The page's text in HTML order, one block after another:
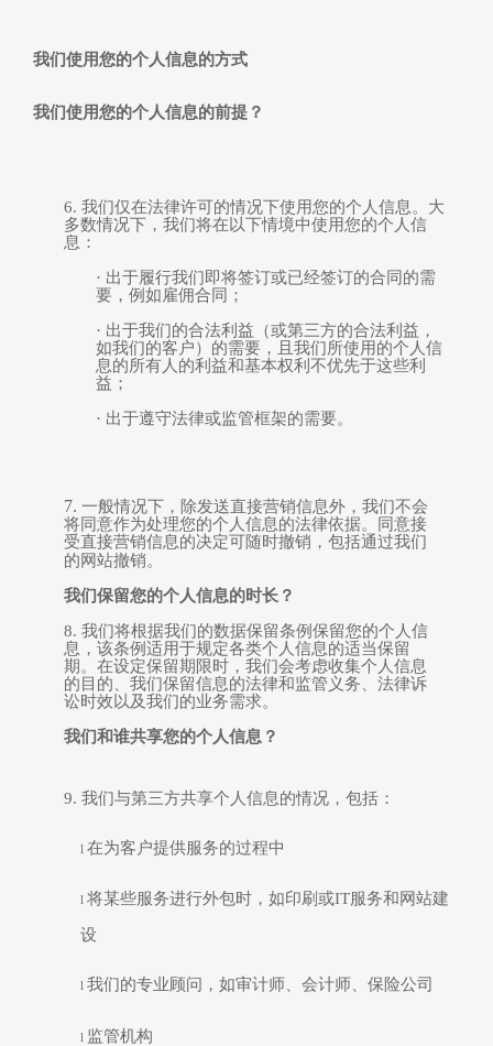
我们使用您的个人信息的方式
我们使用您的个人信息的前提？
6.我们仅在法律许可的情况下使用您的个人信息。大
多数情况下，我们将在以下情境中使用您的个人信
息：
· 出于履行我们即将签订或已经签订的合同的需
要，例如雇佣合同；
· 出于我们的合法利益（或第三方的合法利益，
如我们的客户）的需要，且我们所使用的个人信
息的所有人 的利益和基本权利不优先于这些利
益；
· 出于遵守法律或监管框架的需要。
7.一般情况下，除发送直接营销信息外，我们不会
将同意作为处理您的个人信息的法律依据。 同意接
受直接营销信息的决定可随时撤销，包括通过我们
的网站撤销。
我们保留您的个人信息的时长？
8.我们将根据我们的数据保留条例保留您的个人信
息，该条例适用于规定各类个人信息的适当保留
期。在设定保留期限时，我们会考虑收集个人信息
的目的、我们保留信息的法律和监管义务、法律诉
讼时效以及我们的业务需求。
我们和谁共享您的个人信息？
9.我们与第三方共享个人信息的情况 ，包括：
l在为客户提供服务的过程中
l将某些服务进行外包时，如印刷或IT服务和网站建
设
l我们的专业顾问，如审计师、会计师、保险公司
l 监管机构